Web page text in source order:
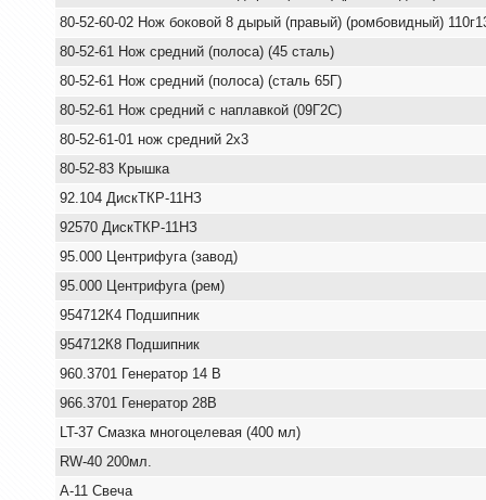
80-52-60-02 Нож боковой 8 дырый (правый) (ромбовидный)
80-52-61 Нож средний (полоса) (45 сталь)
80-52-61 Нож средний (полоса) (сталь 65Г)
80-52-61 Нож средний с наплавкой (09Г2С)
80-52-61-01 нож средний 2х3
80-52-83 Крышка
92.104 ДискТКР-11НЗ
92570 ДискТКР-11НЗ
95.000 Центрифуга (завод)
95.000 Центрифуга (рем)
954712К4 Подшипник
954712К8 Подшипник
960.3701 Генератор 14 В
966.3701 Генератор 28В
LT-37 Смазка многоцелевая (400 мл)
RW-40 200мл.
А-11 Свеча